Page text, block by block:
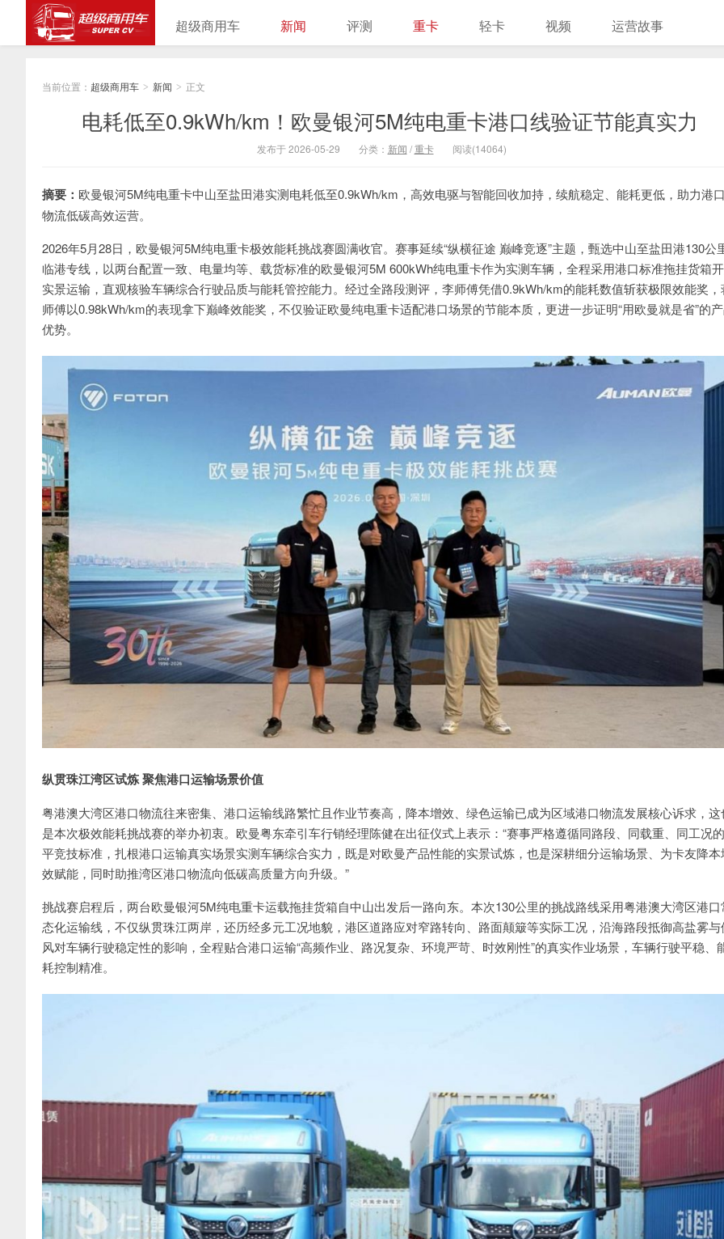
超级商用车 新闻 评测 重卡 轻卡 视频 运营故事
当前位置： 超级商用车 > 新闻 > 正文
电耗低至0.9kWh/km！欧曼银河5M纯电重卡港口线验证节能真实力
发布于 2026-05-29 分类： 新闻 /重卡 阅读(14064)
摘要： 欧曼银河5M纯电重卡中山至盐田港实测电耗低至0.9kWh/km，高效电驱与智能回收加持，续航稳定、能耗更低，助力港口
物流低碳高效运营。
2026年5月28日，欧曼银河5M纯电重卡极效能耗挑战赛圆满收官。赛事延续“纵横征途 巅峰竞逐”主题，甄选中山至盐田港130公
临港专线，以两台配置一致、电量均等、载货标准的欧曼银河5M 600kWh纯电重卡作为实测车辆，全程采用港口标准拖挂货箱
实景运输，直观核验车辆综合行驶品质与能耗管控能力。经过全路段测评，李师傅凭借0.9kWh/km的能耗数值斩获极限效能奖，
师傅以0.98kWh/km的表现拿下巅峰效能奖，不仅验证欧曼纯电重卡适配港口场景的节能本质，更进一步证明“用欧曼就是省”的
优势。
纵贯珠江湾区试炼 聚焦港口运输场景价值
粤港澳大湾区港口物流往来密集、港口运输线路繁忙且作业节奏高，降本增效、绿色运输已成为区域港口物流发展核心诉求，这
是本次极效能耗挑战赛的举办初衷。欧曼粤东牵引车行销经理陈健在出征仪式上表示：“赛事严格遵循同路段、同载重、同工况
平竞技标准，扎根港口运输真实场景实测车辆综合实力，既是对欧曼产品性能的实景试炼，也是深耕细分运输场景、为卡友降本
效赋能，同时助推湾区港口物流向低碳高质量方向升级。”
挑战赛启程后，两台欧曼银河5M纯电重卡运载拖挂货箱自中山出发后一路向东。本次130公里的挑战路线采用粤港澳大湾区港口
态化运输线，不仅纵贯珠江两岸，还历经多元工况地貌，港区道路应对窄路转向、路面颠簸等实际工况，沿海路段抵御高盐雾与
风对车辆行驶稳定性的影响，全程贴合港口运输“高频作业、路况复杂、环境严苛、时效刚性”的真实作业场景，车辆行驶平稳、
耗控制精准。